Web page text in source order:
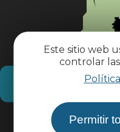
Este sitio web
controlar
Permitir
¿Cómo llegar?